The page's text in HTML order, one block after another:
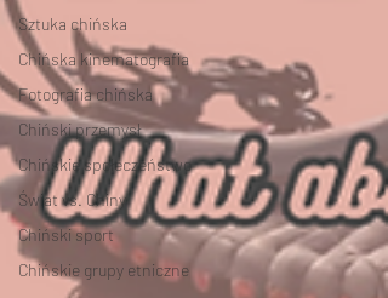
Sztuka chińska
Chińska kinematografia
Fotografia chińska
Chiński przemysł
Chińskie społeczeństwo
Świat vs. Chiny
Chiński sport
Chińskie grupy etniczne